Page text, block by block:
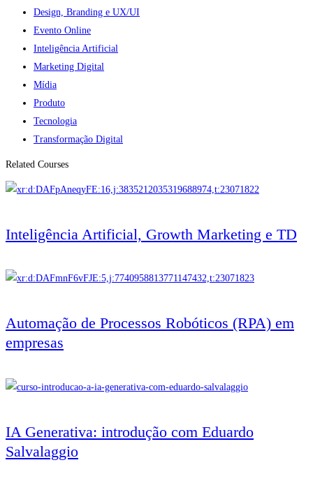
Design, Branding e UX/UI
Evento Online
Inteligência Artificial
Marketing Digital
Mídia
Produto
Tecnologia
Transformação Digital
Related Courses
Inteligência Artificial, Growth Marketing e TD
Automação de Processos Robóticos (RPA) em
empresas
IA Generativa: introdução com Eduardo
Salvalaggio